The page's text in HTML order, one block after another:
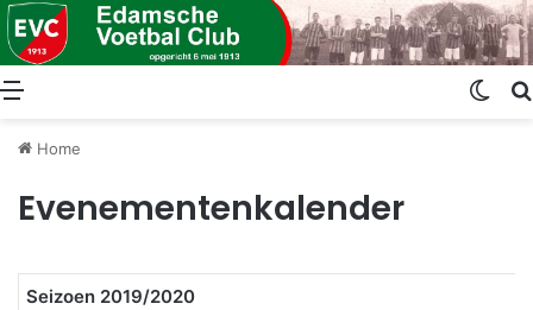
Menu
Home
Evenementenkalender
Seizoen 2019/2020